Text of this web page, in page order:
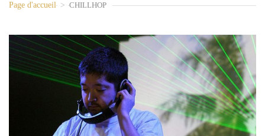
Page d'accueil > CHILLHOP